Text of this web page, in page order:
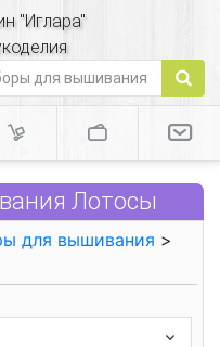
"Иглара"
Лотосы
для вышивания >